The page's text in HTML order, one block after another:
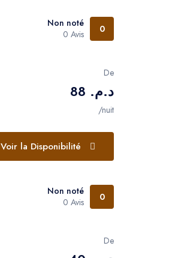
Non noté
0 Avis
0
De
د.م. 88
/nuit
Voir la Disponibilité
Non noté
0 Avis
0
De